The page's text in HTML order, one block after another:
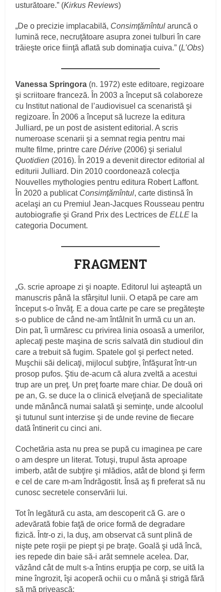
usturătoare.” (Kirkus Reviews)
„De o precizie implacabilă, Consimţămîntul aruncă o
lumină rece, necruţătoare asupra zonei tulburi în care
trăieşte orice fiinţă aflată sub dominaţia cuiva.” (L’Obs)
Vanessa Springora (n. 1972) este editoare, regizoare
şi scriitoare franceză. În 2003 a început să colaboreze
cu Institut national de l’audiovisuel ca scenaristă şi
regizoare. În 2006 a început să lucreze la editura
Julliard, pe un post de asistent editorial. A scris
numeroase scenarii şi a semnat regia pentru mai
multe filme, printre careDérive (2006) şi serialul
Quotidien (2016). În 2019 a devenit director editorial al
editurii Julliard. Din 2010 coordonează colecţia
Nouvelles mythologies pentru editura Robert Laffont.
În 2020 a publicat Consimţămîntul, carte distinsă în
acelaşi an cu Premiul Jean-Jacques Rousseau pentru
autobiografie şi Grand Prix des Lectrices deELLE la
categoria Document.
FRAGMENT
„G. scrie aproape zi şi noapte. Editorul lui aşteaptă un
manuscris până la sfârşitul lunii. O etapă pe care am
început s‑o învăţ. E a doua carte pe care se pregăteşte
s‑o publice de când ne‑am întâlnit în urmă cu un an.
Din pat, îi urmăresc cu privirea linia osoasă a umerilor,
aplecaţi peste maşina de scris salvată din studioul din
care a trebuit să fugim. Spatele gol şi perfect neted.
Muşchii săi delicaţi, mijlocul subţire, înfăşurat într‑un
prosop pufos. Ştiu de‑acum că alura zveltă a acestui
trup are un preţ. Un preţ foarte mare chiar. De două ori
pe an, G. se duce la o clinică elveţiană de specialitate
unde mănâncă numai salată şi seminţe, unde alcoolul
şi tutunul sunt interzise şi de unde revine de fiecare
dată întinerit cu cinci ani.
Cochetăria asta nu prea se pupă cu imaginea pe care
o am despre un literat. Totuşi, trupul ăsta aproape
imberb, atât de subţire şi mlădios, atât de blond şi ferm
e cel de care m‑am îndrăgostit. Însă aş fi preferat să nu
cunosc secretele conservării lui.
Tot în legătură cu asta, am descoperit că G. are o
adevărată fobie faţă de orice formă de degradare
fizică. Într‑o zi, la duş, am observat că sunt plină de
nişte pete roşii pe piept şi pe braţe. Goală şi udă încă,
ies repede din baie să‑i arăt semnele acelea. Dar,
văzând cât de mult s‑a întins erupţia pe corp, se uită la
mine îngrozit, îşi acoperă ochii cu o mână şi strigă fără
să mă privească: